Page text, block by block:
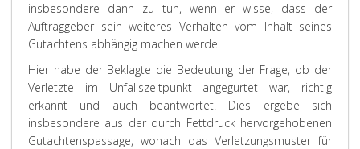
insbesondere dann zu tun, wenn er wisse, dass der
Auftraggeber sein weiteres Verhalten vom Inhalt seines
Gutachtens abhängig machen werde.
Hier habe der Beklagte die Bedeutung der Frage, ob der
Verletzte im Unfallszeitpunkt angegurtet war, richtig
erkannt und auch beantwortet. Dies ergebe sich
insbesondere aus der durch Fettdruck hervorgehobenen
Gutachtenspassage, wonach das Verletzungsmuster für